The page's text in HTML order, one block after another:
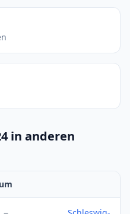
in anderen